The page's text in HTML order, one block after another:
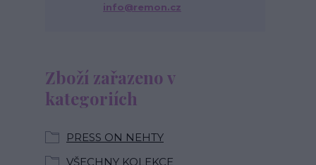
Zboží zařazeno v
kategoriích
PRESS ON NEHTY
VŠECHNY KOLEKCE
info@remon.cz